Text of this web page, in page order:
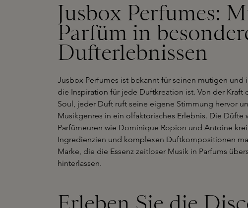
Jusbox Perfumes:
Parfüm in
Dufterlebnissen
Jusbox Perfumes ist bekannt für seinen mutigen und
die Inspiration für jede Duftkreation ist. Von der Kraft
Soul, jeder Duft ruft seine eigene Stimmung hervor
Musikgenres in ein olfaktorisches Erlebnis. Die Düfte
Parfümeuren wie Dominique Ropion und Antoine
Ingredienzien und komplexen Duftkompositionen
Marke, die die Essenz zeitloser Musik in Parfums
hinterlassen.
Erleben Sie die